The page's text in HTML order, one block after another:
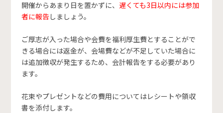
開催からあまり日を置かずに、 遅くても3日以内には参加
者に報告しましょう。
ご厚志が入った場合や会費を福利厚生費とすることがで
きる場合には返金が、会場費などが不足していた場合に
は追加徴収が発生するため、会計報告をする必要があり
ます。
花束やプレゼントなどの費用についてはレシートや領収
書を添付します。